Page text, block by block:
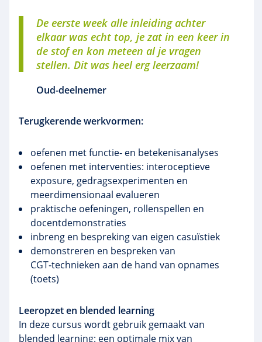
De eerste week alle inleiding achter
elkaar was echt top, je zat in een keer in
de stof en kon meteen al je vragen
stellen. Dit was heel erg leerzaam!
Oud-deelnemer
Terugkerende werkvormen:
oefenen met functie‑ en betekenisanalyses
oefenen met interventies: interoceptieve
exposure, gedragsexperimenten en
meerdimensionaal evalueren
praktische oefeningen, rollenspellen en
docentdemonstraties
inbreng en bespreking van eigen casuïstiek
demonstreren en bespreken van
CGT‑technieken aan de hand van opnames
(toets)
Leeropzet en blended learning
In deze cursus wordt gebruik gemaakt van
blended learning: een optimale mix van